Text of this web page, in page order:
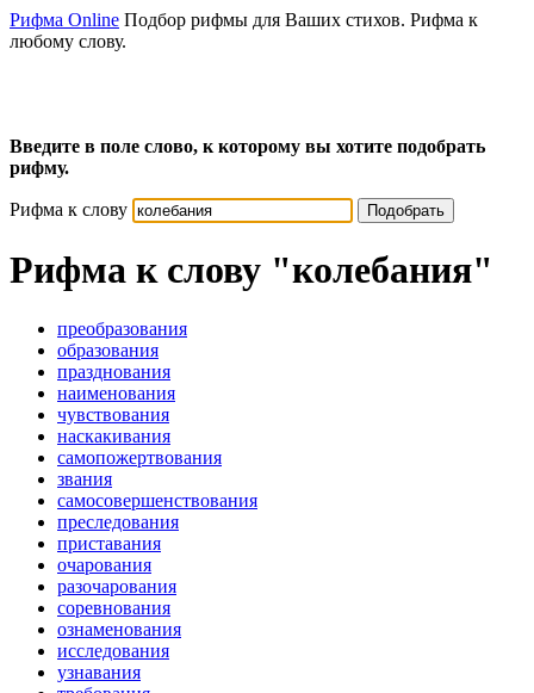
Рифма Online Подбор рифмы для Ваших стихов. Рифма к
любому слову.
Введите в поле слово, к которому вы хотите подобрать
рифму.
Рифма к слову Подобрать
Рифма к слову "колебания"
преобразования
образования
празднования
наименования
чувствования
наскакивания
самопожертвования
звания
самосовершенствования
преследования
приставания
очарования
разочарования
соревнования
ознаменования
исследования
узнавания